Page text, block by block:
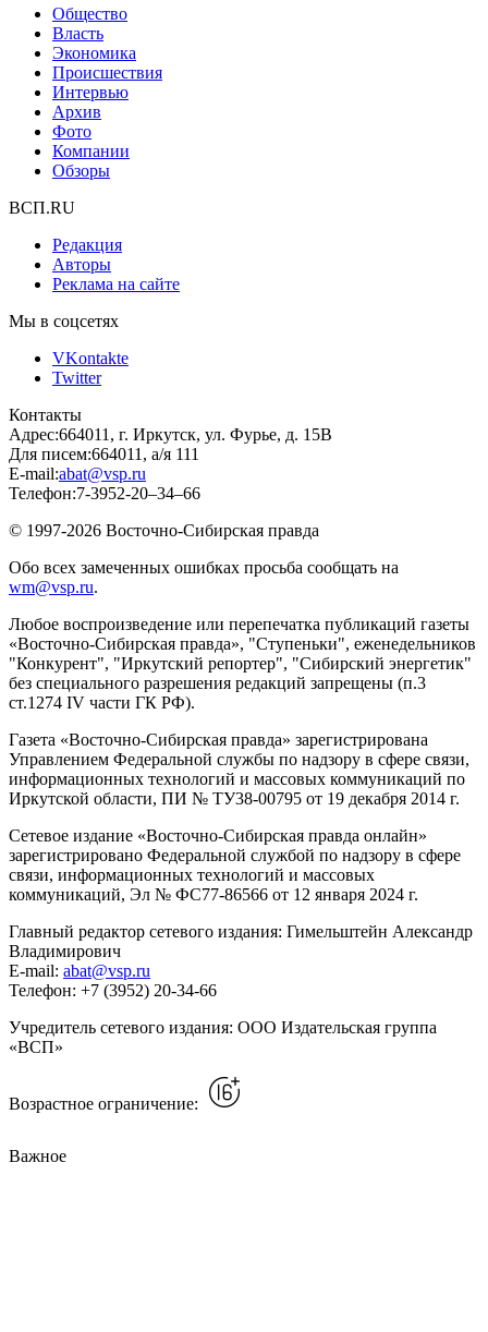
Общество
Власть
Экономика
Происшествия
Интервью
Архив
Фото
Компании
Обзоры
ВСП.RU
Редакция
Авторы
Реклама на сайте
Мы в соцсетях
VKontakte
Twitter
Контакты
Адрес:664011, г. Иркутск, ул. Фурье, д. 15В
Для писем:664011, а/я 111
E-mail:abat@vsp.ru
Телефон:7-3952-20–34–66
© 1997-2026 Восточно-Сибирская правда
Обо всех замеченных ошибках просьба сообщать на
wm@vsp.ru.
Любое воспроизведение или перепечатка публикаций газеты
«Восточно-Сибирская правда», "Ступеньки", еженедельников
"Конкурент", "Иркутский репортер", "Сибирский энергетик"
без специального разрешения редакций запрещены (п.3
ст.1274 IV части ГК РФ).
Газета «Восточно-Сибирская правда» зарегистрирована
Управлением Федеральной службы по надзору в сфере связи,
информационных технологий и массовых коммуникаций по
Иркутской области, ПИ № ТУ38-00795 от 19 декабря 2014 г.
Сетевое издание «Восточно-Сибирская правда онлайн»
зарегистрировано Федеральной службой по надзору в сфере
связи, информационных технологий и массовых
коммуникаций, Эл № ФС77-86566 от 12 января 2024 г.
Главный редактор сетевого издания: Гимельштейн Александр
Владимирович
E-mail: abat@vsp.ru
Телефон: +7 (3952) 20-34-66
Учредитель сетевого издания: ООО Издательская группа
«ВСП»
Возрастное ограничение:
Важное